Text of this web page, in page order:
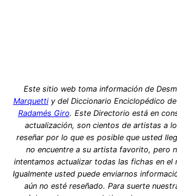
Este sitio web toma información de
Marquettiy del Diccionario Enciclopédico
Radamés Giro. Este Directorio está en
actualización, son cientos de artistas a
reseñar por lo que es posible que usted
no encuentre a su artista favorito, pero
intentamos actualizar todas las fichas en el
Igualmente usted puede enviarnos
aún no esté reseñado. Para suerte